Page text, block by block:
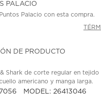
PALACIO
Puntos Palacio con esta compra.
DE PRODUCTO
& Shark de corte regular en
americano y manga larga.
MODEL: 26413046